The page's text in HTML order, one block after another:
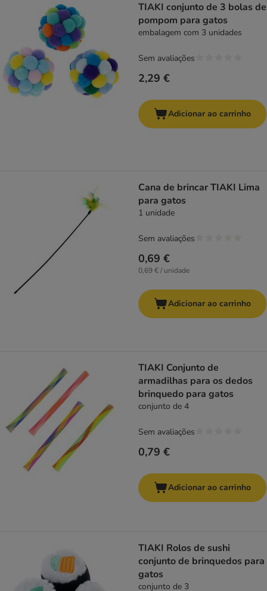
TIAKI conjunto de 3 bolas de
pompom para gatos
embalagem com 3 unidades
2,29 €
Sem avaliações
Adicionar ao carrinho
Cana de brincar TIAKI Lima
para gatos
1 unidade
0,69 €
0,69 € / unidade
Sem avaliações
Adicionar ao carrinho
TIAKI Conjunto de
armadilhas para os dedos
brinquedo para gatos
conjunto de 4
0,79 €
Sem avaliações
Adicionar ao carrinho
TIAKI Rolos de sushi
conjunto de brinquedos para
gatos
conjunto de 3